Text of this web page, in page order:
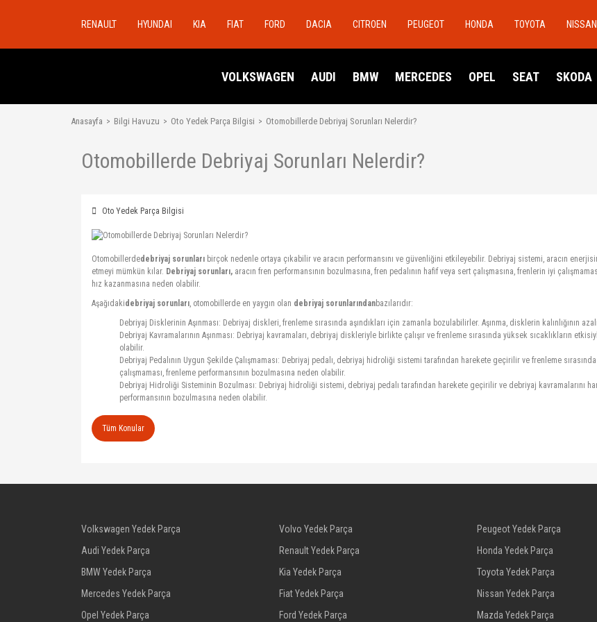
RENAULT HYUNDAI KIA FIAT FORD DACIA CITROEN PEUGEOT HONDA TOYOTA NISSAN
VOLKSWAGEN AUDI BMW MERCEDES OPEL SEAT SKODA
Anasayfa Bilgi Havuzu Oto Yedek Parça Bilgisi Otomobillerde Debriyaj Sorunları Nelerdir?
Otomobillerde Debriyaj Sorunları Nelerdir?
Oto Yedek Parça Bilgisi
Otomobillerdedebriyaj sorunları birçok nedenle ortaya çıkabilir ve aracın performansını ve güvenliğini etkileyebilir. Debriyaj sistemi, aracın
etmeyi mümkün kılar. Debriyaj sorunları, aracın fren performansının bozulmasına, fren pedalının hafif veya sert çalışmasına, frenlerin iyi
hız kazanmasına neden olabilir.
Aşağıdakidebriyaj sorunları, otomobillerde en yaygın olan debriyaj sorunlarındanbazılarıdır:
Debriyaj Disklerinin Aşınması: Debriyaj diskleri, frenleme sırasında aşındıkları için zamanla bozulabilirler. Aşınma, disklerin kalınlığının
Debriyaj Kavramalarının Aşınması: Debriyaj kavramaları, debriyaj diskleriyle birlikte çalışır ve frenleme sırasında yüksek sıcaklıkların
olabilir.
Debriyaj Pedalının Uygun Şekilde Çalışmaması: Debriyaj pedalı, debriyaj hidroliği sistemi tarafından harekete geçirilir ve frenleme
çalışmaması, frenleme performansının bozulmasına neden olabilir.
Debriyaj Hidroliği Sisteminin Bozulması: Debriyaj hidroliği sistemi, debriyaj pedalı tarafından harekete geçirilir ve debriyaj kavramalarını
performansının bozulmasına neden olabilir.
Tüm Konular
Volkswagen Yedek Parça
Audi Yedek Parça
BMW Yedek Parça
Mercedes Yedek Parça
Opel Yedek Parça
Volvo Yedek Parça
Renault Yedek Parça
Kia Yedek Parça
Fiat Yedek Parça
Ford Yedek Parça
Peugeot Yedek Parça
Honda Yedek Parça
Toyota Yedek Parça
Nissan Yedek Parça
Mazda Yedek Parça